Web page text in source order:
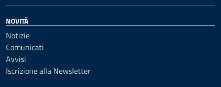
NOVITÀ
Notizie
Comunicati
Avvisi
Iscrizione alla Newsletter